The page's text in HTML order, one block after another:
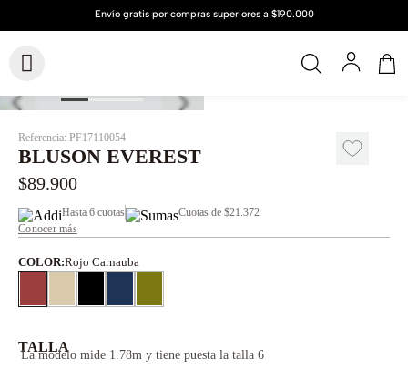
Referencia: PF17110054
BLUSON EVEREST
$89.900
Hasta 6 cuotas Cuotas de $21.372
Conocer más
COLOR:Rojo Carnauba
TALLA
La modelo mide 1.78m y tiene puesta la talla 6